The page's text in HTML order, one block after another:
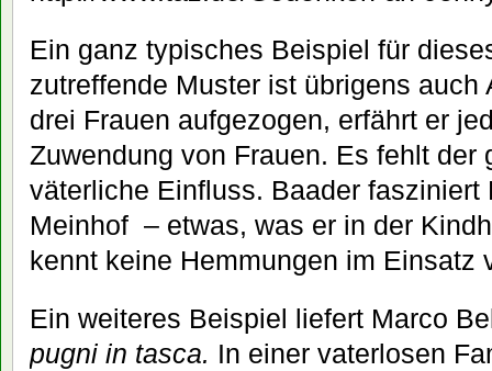
Ein ganz typisches Beispiel für
zutreffende Muster ist übrigens auch
drei Frauen aufgezogen, erfährt er
Zuwendung von Frauen. Es fehlt der
väterliche Einfluss. Baader fasziniert
Meinhof – etwas, was er in der
kennt keine Hemmungen im Einsatz
Ein weiteres Beispiel liefert Marco
pugni in tasca. In einer vaterlosen